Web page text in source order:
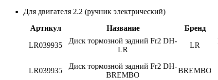
Для двигателя 2.2 (ручник электрический)
Артикул
Название Бренд
LR039935
Диск тормозной задний Fr2 DH-
LR
LR
LR039935
Диск тормозной задний Fr2 DH-
BREMBO
BREMBO